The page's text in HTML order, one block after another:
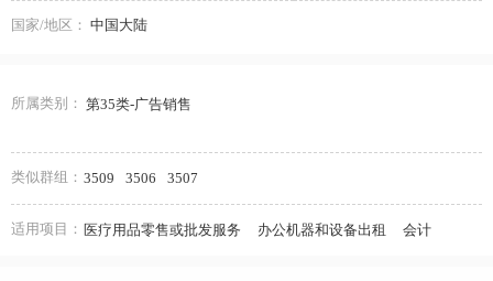
国家/地区： 中国大陆
所属类别： 第35类-广告销售
类似群组： 3509 3506 3507
适用项目： 医疗用品零售或批发服务 办公机器和设备出租 会计